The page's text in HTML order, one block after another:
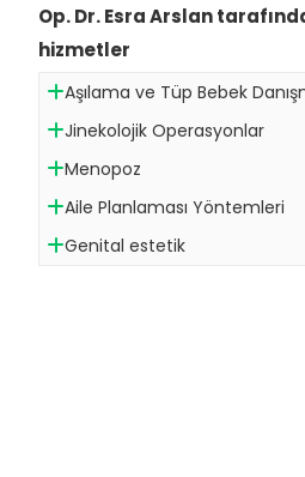
Op. Dr. Esra Arslan
hizmetler
Aşılama ve Tüp Bebek
Jinekolojik Operasyonlar
Menopoz
Aile Planlaması Yöntemleri
Genital estetik